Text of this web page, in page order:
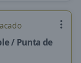
/ Punta de